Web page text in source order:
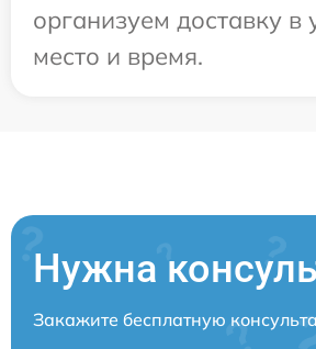
организуем доставку в
место и время.
Нужна
Закажите бесплатную